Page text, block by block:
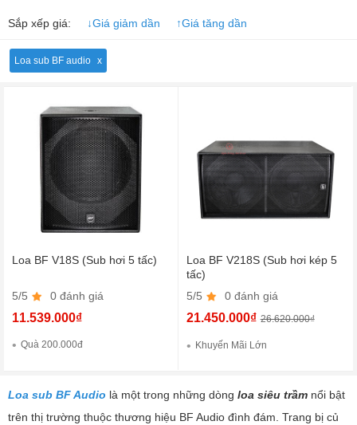
Sắp xếp giá: ↓Giá giảm dần ↑Giá tăng dần
Loa sub BF audio
Loa BF V18S (Sub hơi 5 tấc)
5/5 0 đánh giá
11.539.000₫
Quà 200.000đ
Loa BF V218S (Sub hơi kép 5
tấc)
5/5
0 đánh giá
21.450.000₫ 26.620.000₫
Khuyến Mãi Lớn
Loa sub BF Audio là một trong những dòng loa siêu trầm nổi bật
trên thị trường thuộc thương hiệu BF Audio đình đám. Trang bị củ